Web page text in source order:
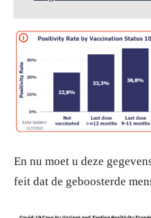
En nu moet u deze
feit dat de geboosterde